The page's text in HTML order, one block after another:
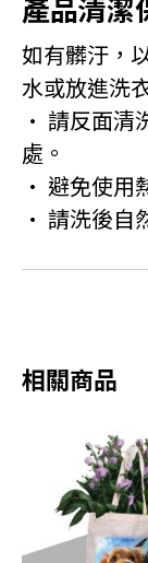
產品清潔
如有髒汙，
水或放進洗
• 請反面清
處。
• 避免使用
• 請洗後自
相關商品